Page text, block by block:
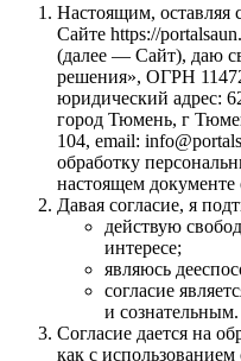
Настоящим, оставляя
Сайте https://
(далее — Сайт), даю
решения», ОГРН
юридический адрес:
город Тюмень, г
104, email:
обработку
настоящем документе
Давая согласие, я
действую
интересе;
являюсь
согласие
и сознательным.
Согласие дается на
как с использованием